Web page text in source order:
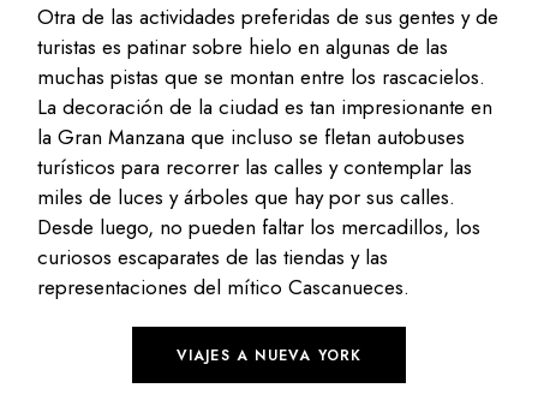
Otra de las actividades preferidas de sus gentes y de
turistas es patinar sobre hielo en algunas de las
muchas pistas que se montan entre los rascacielos.
La decoración de la ciudad es tan impresionante en
la Gran Manzana que incluso se fletan autobuses
turísticos para recorrer las calles y contemplar las
miles de luces y árboles que hay por sus calles.
Desde luego, no pueden faltar los mercadillos, los
curiosos escaparates de las tiendas y las
representaciones del mítico Cascanueces.
VIAJES A NUEVA YORK